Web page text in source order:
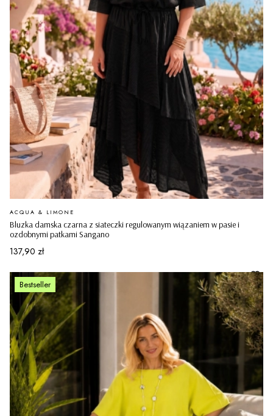
Bluzka damska czarna z siateczki regulowanym wiązaniem w pasie i
ozdobnymi patkami Sangano
PRODUCENT
ACQUA & LIMONE
Cena
137,90 zł
Bestseller